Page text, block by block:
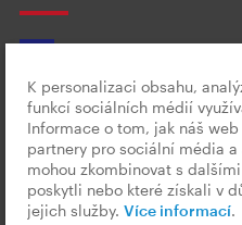
Český znakový
K personalizaci obsahu,
funkcí sociálních médií
Informace o tom, jak náš
partnery pro sociální média
mohou zkombinovat s
poskytli nebo které získali v
jejich služby. Více informací.